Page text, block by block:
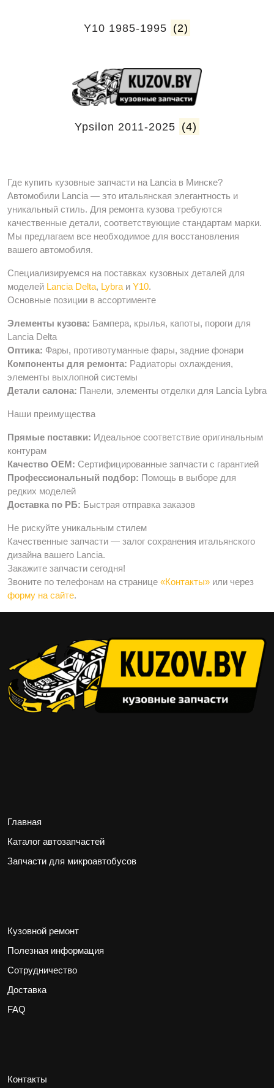
Y10 1985-1995 (2)
Ypsilon 2011-2025 (4)
Где купить кузовные запчасти на Lancia в Минске?
Автомобили Lancia — это итальянская элегантность и
уникальный стиль. Для ремонта кузова требуются
качественные детали, соответствующие стандартам марки.
Мы предлагаем все необходимое для восстановления
вашего автомобиля.
Специализируемся на поставках кузовных деталей для
моделей Lancia Delta, Lybra и Y10.
Основные позиции в ассортименте
Элементы кузова: Бампера, крылья, капоты, пороги для
Lancia Delta
Оптика: Фары, противотуманные фары, задние фонари
Компоненты для ремонта: Радиаторы охлаждения,
элементы выхлопной системы
Детали салона: Панели, элементы отделки для Lancia Lybra
Наши преимущества
Прямые поставки: Идеальное соответствие оригинальным
контурам
Качество OEM: Сертифицированные запчасти с гарантией
Профессиональный подбор: Помощь в выборе для
редких моделей
Доставка по РБ: Быстрая отправка заказов
Не рискуйте уникальным стилем
Качественные запчасти — залог сохранения итальянского
дизайна вашего Lancia.
Закажите запчасти сегодня!
Звоните по телефонам на странице «Контакты» или через
форму на сайте.
Главная
Каталог автозапчастей
Запчасти для микроавтобусов
Кузовной ремонт
Полезная информация
Сотрудничество
Доставка
FAQ
Контакты